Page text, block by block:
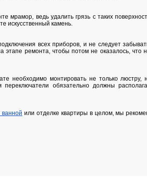
мрамор, ведь удалить грязь с таких
искусственный камень.
всех приборов, и не следует
этапе ремонта, чтобы потом не оказалось, что
необходимо монтировать не только люстру,
обязательно должны
или отделке квартиры в целом, мы